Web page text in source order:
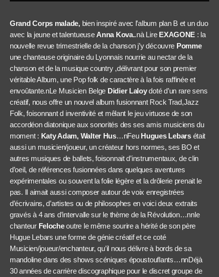
Grand Corps malade,bien inspiré avec l’album plan B et un duo
avec la jeune et talentueuse Anna Kova..nà Lire EXAGONE : la
nouvelle revue trimestrielle de la chanson j’y découvre Pomme
une chanteuse originaire du Lyonnais nourrie au nectar de la
chanson et de la musique country ,délivrant pour son premier
véritable Album, une Pop folk de caractère à la fois raffinée et
envoûtante.nLe Musicien Belge Didier Laloydoté d’un rare sens
créatif, nous offre un nouvel album fusionnant Rock Trad,Jazz
Folk, foisonnant d inventivité et mêlant le jeu virtuose de son
accordéon diatonique aux sonorités des ses amis musiciens du
moment : Katy Adam, Walter Hus…nFeu Hugues Lebarsétait
aussi un musicien/joueur, un créateur hors normes, ses BO et
autres musiques de ballets, foisonnait d’instrumentaux, de clin
d’oeil, de références fusionnées dans quelques aventures
expérimentales ou souvent la folie légère et la drôlerie prenait le
pas. Il aimait aussi composer autour de voix enregistrées
d’écrivains, d’artistes ou de philosophes en voici deux extraits
gravés à 4 ans d’intervalle sur le thème de la Révolution…nnle
chanteur Felocheoutre le même sourire a hérité de son père
Hugue Lebars une forme de génie créatif et ce coté
Musicien/joueur/enchanteur, qu’il nous délivre à bords de sa
mandoline dans des shows scéniques époustouflants…nnDéjà
30 années de carrière discographique pour le discret groupe de